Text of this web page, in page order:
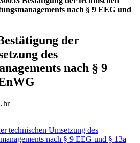
nach § 9 EEG und
der
des
nach § 9
technischen Umsetzung des
nach § 9 EEG und § 13a